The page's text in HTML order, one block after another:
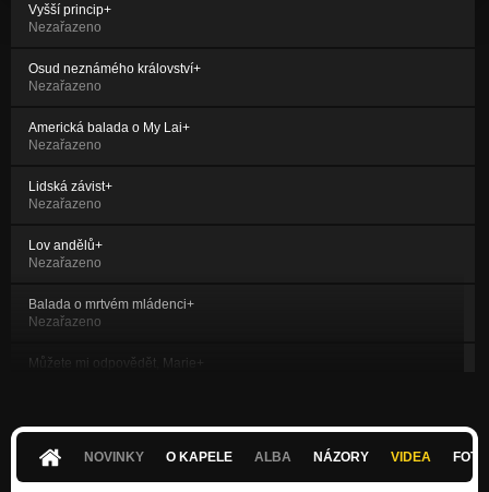
Vyšší princip+
Nezařazeno
Osud neznámého království+
Nezařazeno
Americká balada o My Lai+
Nezařazeno
Lidská závist+
Nezařazeno
Lov andělů+
Nezařazeno
Balada o mrtvém mládenci+
Nezařazeno
Můžete mi odpovědět, Marie+
Alfa Centauri
NOVINKY O KAPELE ALBA NÁZORY VIDEA